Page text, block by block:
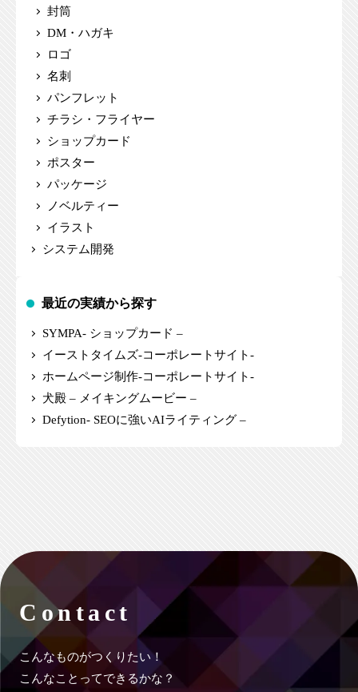
封筒
DM・ハガキ
ロゴ
名刺
パンフレット
チラシ・フライヤー
ショップカード
ポスター
パッケージ
ノベルティー
イラスト
システム開発
最近の実績から探す
SYMPA- ショップカード –
イーストタイムズ-コーポレートサイト-
ホームページ制作-コーポレートサイト-
犬殿 – メイキングムービー –
Defytion- SEOに強いAIライティング –
Contact
こんなものがつくりたい！
こんなことってできるかな？